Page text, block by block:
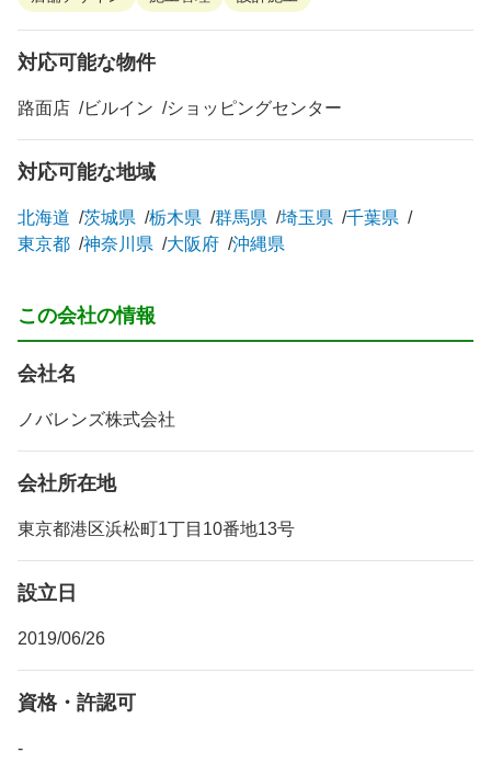
観光地、リゾートエリアに適したデザインのレーベルで
③White Label
大衆居酒屋・テイクアウト・バーなど集客に観点をおいた
レーベルです。
るサポートをワンストップでご案内しております。
是非一度HPをご覧ください。
https://novallenz.co.jp/
対応可能な物件
路面店 ビルイン ショッピングセンター
対応可能な地域
北海道 茨城県 栃木県 群馬県 埼玉県
千葉県
東京都
神奈川県 大阪府 沖縄県
この会社の情報
会社名
ノバレンズ株式会社
会社所在地
東京都港区浜松町1丁目10番地13号
設立日
2019/06/26
資格・許認可
-